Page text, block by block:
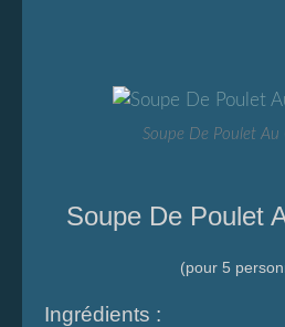
Soupe De Poulet Au
Soupe De Poulet
(pour 5
Ingrédients :